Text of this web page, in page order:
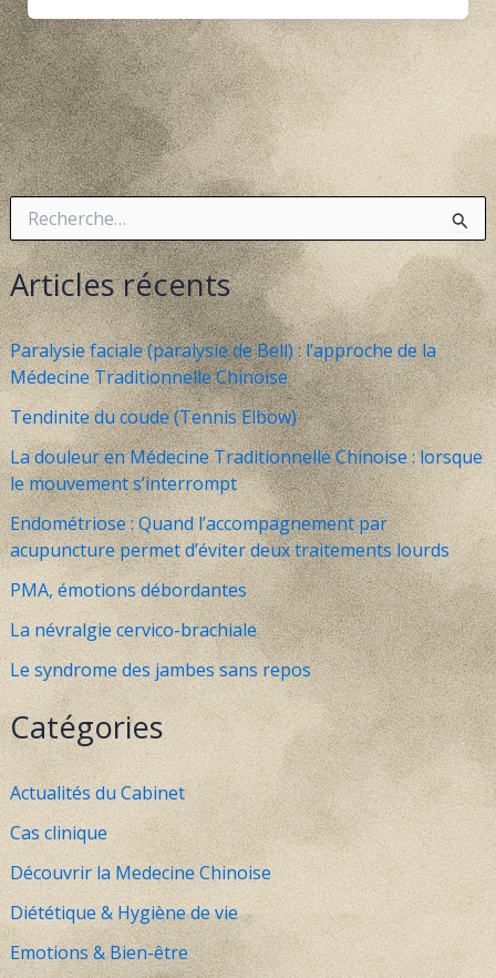
R
e
c
h
e
r
c
h
e
r
:
Articles récents
Paralysie faciale (paralysie de Bell) : l’approche de la
Médecine Traditionnelle Chinoise
Tendinite du coude (Tennis Elbow)
La douleur en Médecine Traditionnelle Chinoise : lorsque
le mouvement s’interrompt
Endométriose : Quand l’accompagnement par
acupuncture permet d’éviter deux traitements lourds
PMA, émotions débordantes
La névralgie cervico-brachiale
Le syndrome des jambes sans repos
Catégories
Actualités du Cabinet
Cas clinique
Découvrir la Medecine Chinoise
Diététique & Hygiène de vie
Emotions & Bien-être